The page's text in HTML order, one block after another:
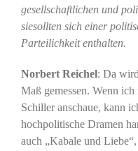
gesellschaftlichen und
siesollten sich einer
Parteilichkeit enthalten.
Norbert Reichel: Da
Maß gemessen. Wenn
Schiller anschaue, kann
hochpolitische Dramen
auch „Kabale und